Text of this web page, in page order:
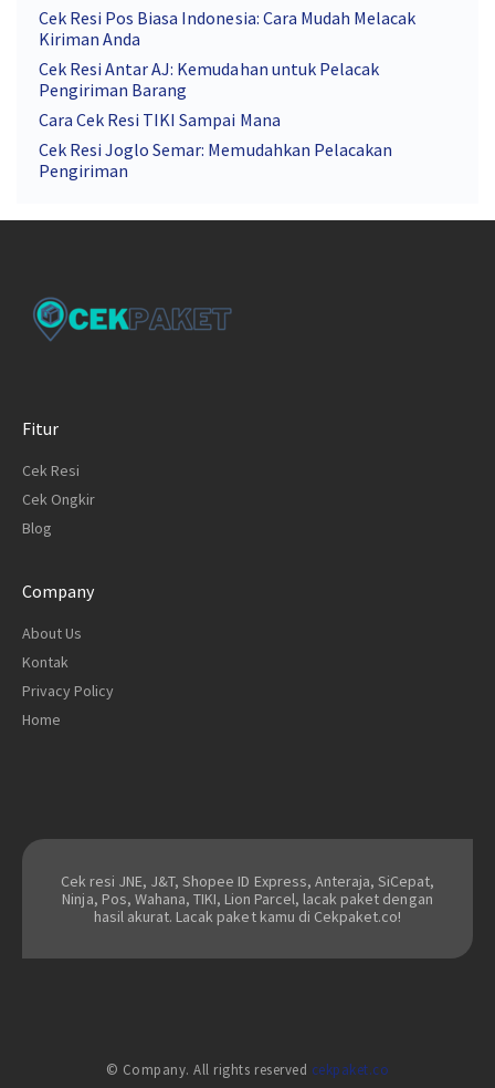
Cek Resi Pos Biasa Indonesia: Cara Mudah Melacak
Kiriman Anda
Cek Resi Antar AJ: Kemudahan untuk Pelacak
Pengiriman Barang
Cara Cek Resi TIKI Sampai Mana
Cek Resi Joglo Semar: Memudahkan Pelacakan
Pengiriman
Fitur
Cek Resi
Cek Ongkir
Blog
Company
About Us
Kontak
Privacy Policy
Home
Cek resi JNE, J&T, Shopee ID Express, Anteraja, SiCepat,
Ninja, Pos, Wahana, TIKI, Lion Parcel, lacak paket dengan
hasil akurat. Lacak paket kamu di Cekpaket.co!
© Company. All rights reserved cekpaket.co